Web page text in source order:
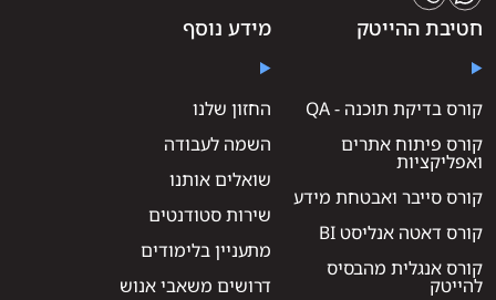
חטיבת ההייטק
קורס בדיקת תוכנה - QA
קורס פיתוח אתרים
ואפליקציות
קורס סייבר ואבטחת מידע
קורס דאטה אנליסט BI
קורס אנגלית מהבסיס
להייטק
מידע נוסף
החזון שלנו
השמה לעבודה
שואלים אותנו
שירות סטודנטים
מתעניין בלימודים
דרושים משאבי אנוש